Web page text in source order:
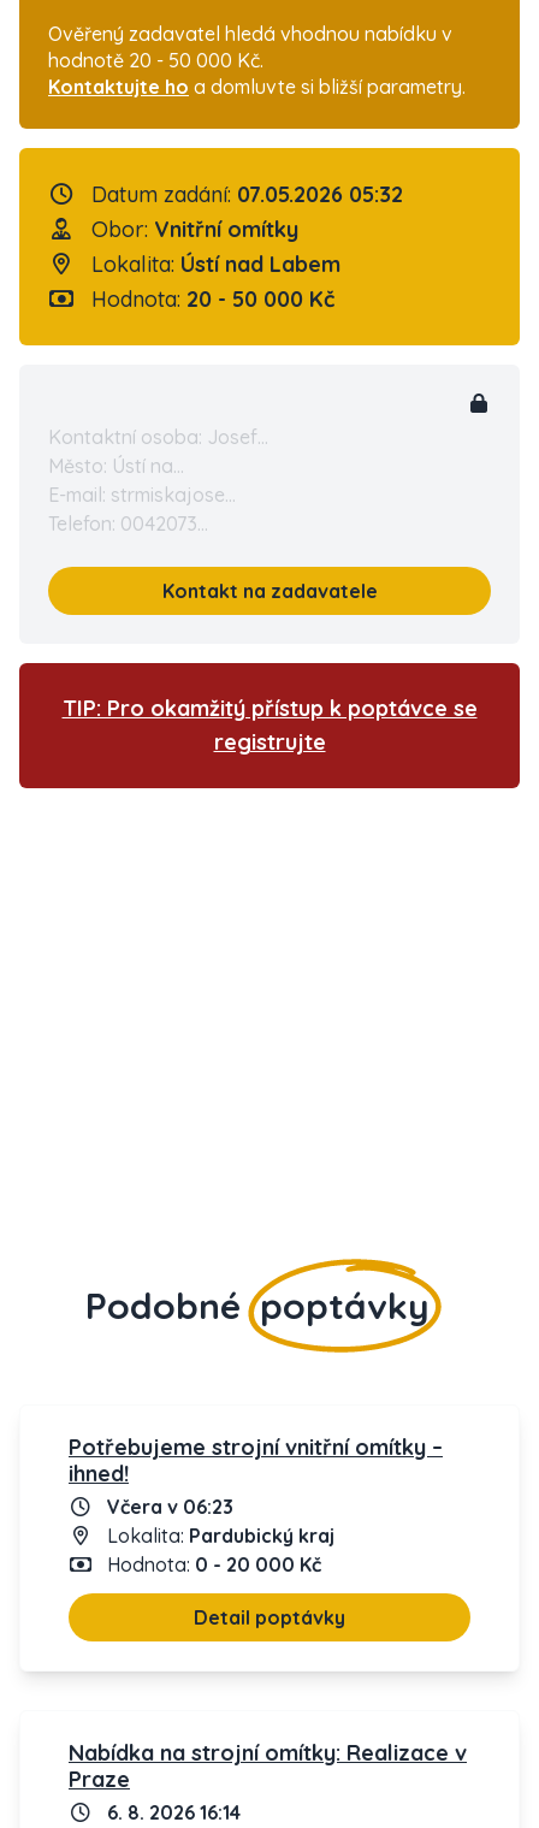
Ověřený zadavatel hledá vhodnou nabídku v
hodnotě 20 - 50 000 Kč.
Kontaktujte ho a domluvte si bližší parametry.
Datum zadání: 07.05.2026 05:32
Obor: Vnitřní omítky
Lokalita: Ústí nad Labem
Hodnota: 20 - 50 000 Kč
Kontaktní osoba: Josef...
Město: Ústí na...
E-mail: strmiskajose...
Telefon: 0042073...
Kontakt na zadavatele
TIP: Pro okamžitý přístup k poptávce se
registrujte
Podobné poptávky
Potřebujeme strojní vnitřní omítky –
ihned!
Včera v 06:23
Lokalita: Pardubický kraj
Hodnota: 0 - 20 000 Kč
Detail poptávky
Nabídka na strojní omítky: Realizace v
Praze
6. 8. 2026 16:14